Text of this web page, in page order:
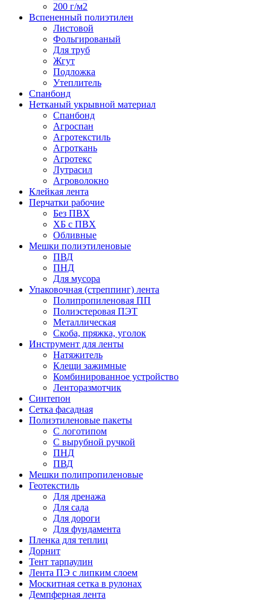
200 г/м2
Вспененный полиэтилен
Листовой
Фольгированый
Для труб
Жгут
Подложка
Утеплитель
Спанбонд
Нетканый укрывной материал
Спанбонд
Агроспан
Агротекстиль
Агроткань
Агротекс
Лутрасил
Агроволокно
Клейкая лента
Перчатки рабочие
Без ПВХ
ХБ с ПВХ
Обливные
Мешки полиэтиленовые
ПВД
ПНД
Для мусора
Упаковочная (стреппинг) лента
Полипропиленовая ПП
Полиэстеровая ПЭТ
Металлическая
Скоба, пряжка, уголок
Инструмент для ленты
Натяжитель
Клещи зажимные
Комбинированное устройство
Ленторазмотчик
Синтепон
Сетка фасадная
Полиэтиленовые пакеты
С логотипом
С вырубной ручкой
ПНД
ПВД
Мешки полипропиленовые
Геотекстиль
Для дренажа
Для сада
Для дороги
Для фундамента
Пленка для теплиц
Дорнит
Тент тарпаулин
Лента ПЭ с липким слоем
Москитная сетка в рулонах
Демпферная лента